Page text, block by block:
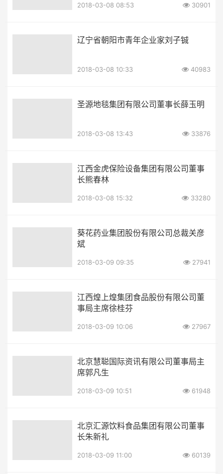
2018-03-08 08:53 30901
辽宁省朝阳市青年企业家刘子铖
2018-03-08 10:33 40983
圣源地毯集团有限公司董事长薛玉明
2018-03-08 13:43 33876
江西金虎保险设备集团有限公司董事
长熊春林
2018-03-08 15:32 33280
葵花药业集团股份有限公司总裁关彦
斌
2018-03-09 09:35 27941
江西煌上煌集团食品股份有限公司董
事局主席徐桂芬
2018-03-09 10:06 27967
北京慧聪国际资讯有限公司董事局主
席郭凡生
2018-03-09 10:51 61948
北京汇源饮料食品集团有限公司董事
长朱新礼
2018-03-09 11:00 60139